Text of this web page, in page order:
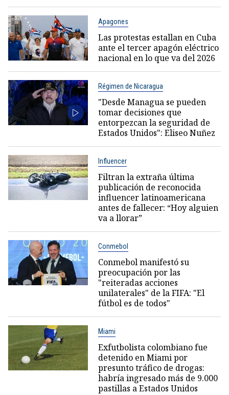
Apagones
Las protestas estallan en Cuba
ante el tercer apagón eléctrico
nacional en lo que va del 2026
Régimen de Nicaragua
"Desde Managua se pueden
tomar decisiones que
entorpezcan la seguridad de
Estados Unidos": Eliseo Nuñez
Influencer
Filtran la extraña última
publicación de reconocida
influencer latinoamericana
antes de fallecer: “Hoy alguien
va a llorar”
Conmebol
Conmebol manifestó su
preocupación por las
"reiteradas acciones
unilaterales" de la FIFA: "El
fútbol es de todos"
Miami
Exfutbolista colombiano fue
detenido en Miami por
presunto tráfico de drogas:
habría ingresado más de 9.000
pastillas a Estados Unidos